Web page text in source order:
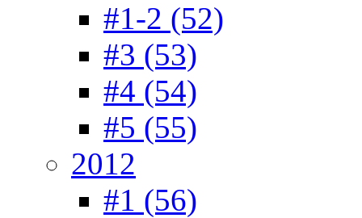
#1-2 (52)
#3 (53)
#4 (54)
#5 (55)
2012
#1 (56)